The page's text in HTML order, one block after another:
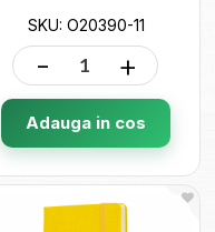
SKU: O20390-11
- +
Adauga in cos